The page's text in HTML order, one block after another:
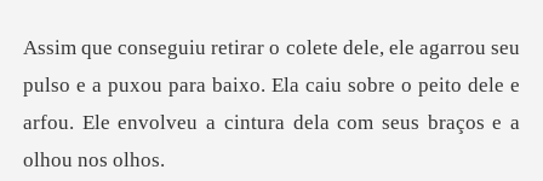
so e a puxou para baixo. Ela caiu sobre o peito dele e
arfou.